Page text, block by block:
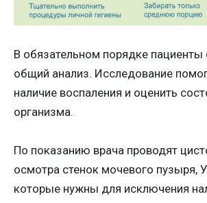
В обязательном порядке
общий анализ. Исследование
наличие воспаления и оценить
организма.
По показанию врача проводят
осмотра стенок мочевого пузыря,
которые нужны для исключения